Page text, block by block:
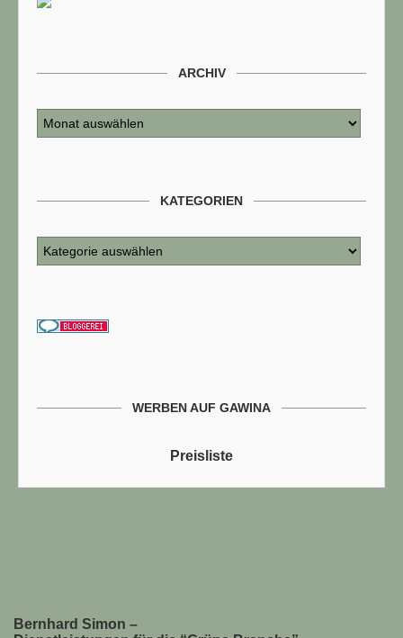
ARCHIV
KATEGORIEN
WERBEN AUF GAWINA
Preisliste
Bernhard Simon –